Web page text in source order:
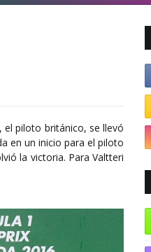
piloto británico, se llevó
en un inicio para el piloto
la victoria. Para Valtteri